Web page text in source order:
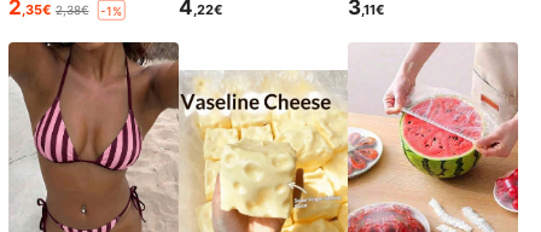
2 ,35€ 2,38€ -1% 4 ,22€ 3,11€